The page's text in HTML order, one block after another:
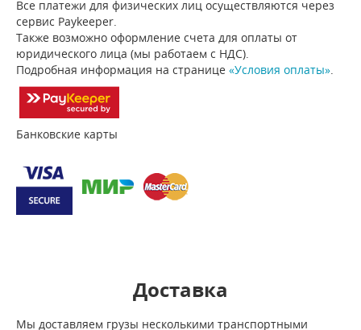
Все платежи для физических лиц осуществляются через
сервис Paykeeper.
Также возможно оформление счета для оплаты от
юридического лица (мы работаем с НДС).
Подробная информация на странице «Условия оплаты».
Банковские карты
Доставка
Мы доставляем грузы несколькими транспортными